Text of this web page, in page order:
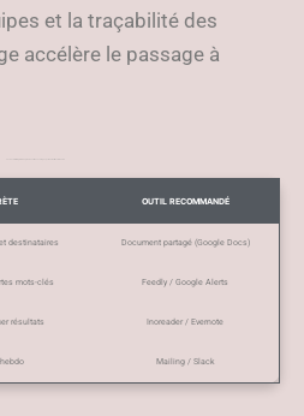
et la traçabilité des
accélère le passage à
OUTIL RECOMMANDÉ
destinataires Document partagé (Google Docs)
mots-clés Feedly / Google Alerts
résultats Inoreader / Evernote
Mailing / Slack